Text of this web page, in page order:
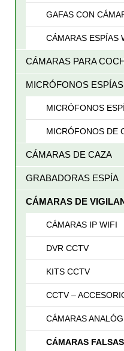
GAFAS CON
CÁMARAS ESPÍAS
CÁMARAS PARA
MICRÓFONOS ESPÍAS
MICRÓFONOS
MICRÓFONOS DE
CÁMARAS DE CAZA
GRABADORAS ESPÍA
CÁMARAS DE
CÁMARAS IP WIFI
DVR CCTV
KITS CCTV
CCTV –
CÁMARAS
CÁMARAS FALSAS